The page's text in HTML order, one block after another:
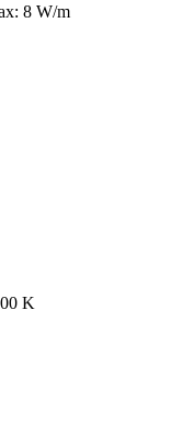
8 W/m
K